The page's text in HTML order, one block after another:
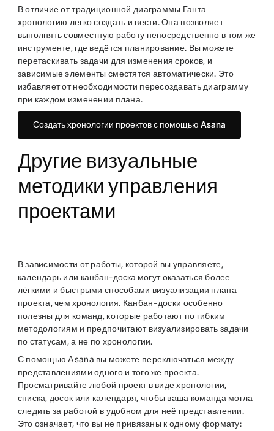
В отличие от традиционной диаграммы Ганта
хронологию легко создать и вести. Она позволяет
выполнять совместную работу непосредственно в том же
инструменте, где ведётся планирование. Вы можете
перетаскивать задачи для изменения сроков, и
зависимые элементы сместятся автоматически. Это
избавляет от необходимости пересоздавать диаграмму
при каждом изменении плана.
Создать хронологии проектов с помощью Asana
Другие визуальные
методики управления
проектами
В зависимости от работы, которой вы управляете,
календарь или канбан-доскамогут оказаться более
лёгкими и быстрыми способами визуализации плана
проекта, чемхронология. Канбан-доски особенно
полезны для команд, которые работают по гибким
методологиям и предпочитают визуализировать задачи
по статусам, а не по хронологии.
С помощью Asana вы можете переключаться между
представлениями одного и того же проекта.
Просматривайте любой проект в виде хронологии,
списка, досок или календаря, чтобы ваша команда могла
следить за работой в удобном для неё представлении.
Это означает, что вы не привязаны к одному формату: